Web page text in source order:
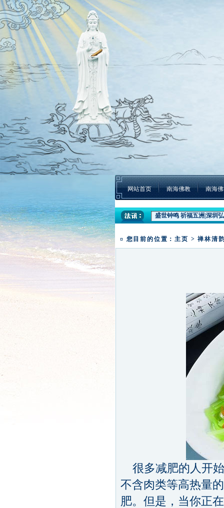
网站首页 南海佛教 南海
盛世钟鸣 祈福五洲|深圳
本焕学院2024年招生通告
¤ 您目前的位置：主页 >禅林清
很多减肥的人开
不含肉类等高热量
肥。但是，当你正